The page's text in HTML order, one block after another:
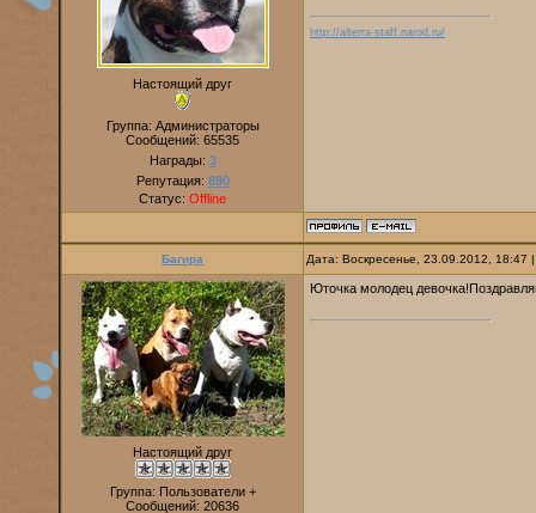
Настоящий друг
Группа: Администраторы
Сообщений: 65535
Награды: 3
Репутация: 890
Статус: Offline
http://alterra-staff.narod.ru/
Багира Дата: Воскресенье, 23.09.2012,
Настоящий друг
Группа: Пользователи +
Сообщений: 20636
Юточка молодец